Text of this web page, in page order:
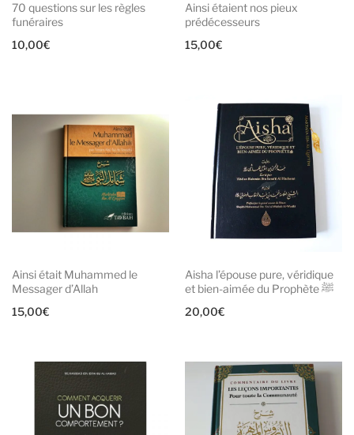
70 questions sur les règles
funéraires
10,00€
Ainsi étaient nos pieux
prédécesseurs
15,00€
Ainsi était Muhammed le
Messager d’Allah
15,00€
Aisha l’épouse pure, véridique
et bien-aimée du Prophète ﷺ
20,00€